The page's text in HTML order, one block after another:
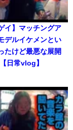
イ】マッチングア
デルイケメンとい
たけど最悪な展開
日常vlog】